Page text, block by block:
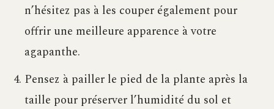
n’hésitez pas à les couper également pour
offrir une meilleure apparence à votre
agapanthe.
Pensez à pailler le pied de la plante après la
taille pour préserver l’humidité du sol et